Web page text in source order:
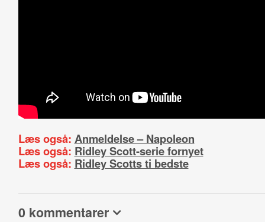
Læs også: Anmeldelse – Napoleon
Læs også: Ridley Scott-serie fornyet
Læs også: Ridley Scotts ti bedste
0 kommentarer